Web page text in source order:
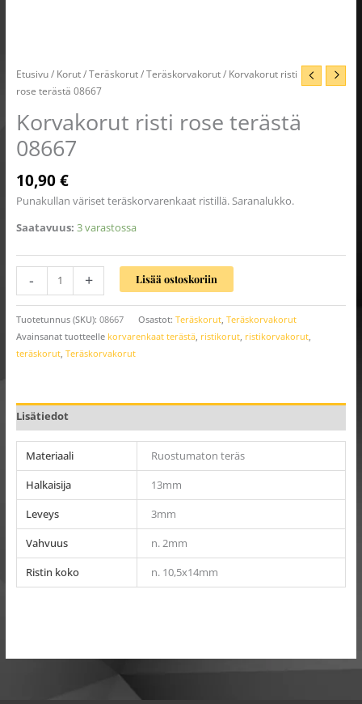
Etusivu/ Korut/Teräskorut/Teräskorvakorut/ Korvakorut risti
rose terästä 08667
Korvakorut risti rose terästä
08667
10,90€
Punakullan väriset teräskorvarenkaat ristillä. Saranalukko.
Saatavuus: 3 varastossa
- + Lisää ostoskoriin
Tuotetunnus (SKU): 08667 Osastot: Teräskorut, Teräskorvakorut
Avainsanat tuotteelle korvarenkaat terästä, ristikorut, ristikorvakorut,
teräskorut, Teräskorvakorut
Lisätiedot
Materiaali
Ruostumaton teräs
Halkaisija
13mm
Leveys
3mm
Vahvuus
n. 2mm
Ristin koko
n. 10,5x14mm